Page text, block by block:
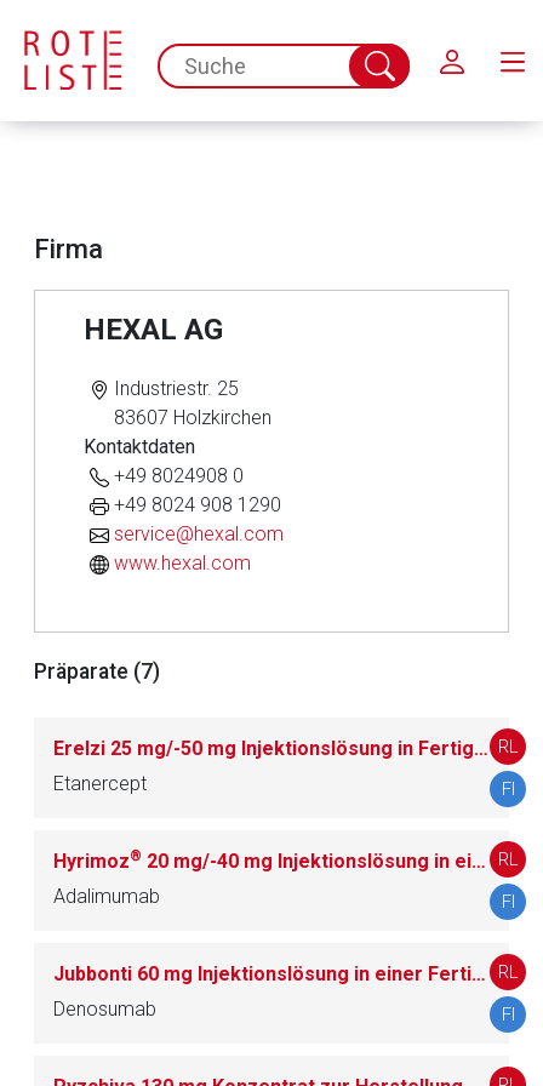
spc.search.input.placeholder
Suche
abschicken
Firma
HEXAL AG
Industriestr. 25
83607 Holzkirchen
Kontaktdaten
+49 8024908 0
+49 8024 908 1290
service@hexal.com
www.hexal.com
Präparate (7)
Erelzi 25 mg/-50 mg Injektionslösung in Fertigspritze/-50 mg Injektionslösung im Fertigpen
Etanercept
RL
FI
Hyrimoz® 20 mg/-40 mg Injektionslösung in einer Fertigspritze/-40 mg/-80 mg Injektionslösung im Fertigpen
Adalimumab
RL
FI
Jubbonti 60 mg Injektionslösung in einer Fertigspritze
Denosumab
RL
FI
Aufruf einer externen Seite
Betreiber verantwortlich. Ebenso gelten dort ggf. andere
Datenschutzbestimmungen.
Zurück zur rote-liste.de Zur Seite